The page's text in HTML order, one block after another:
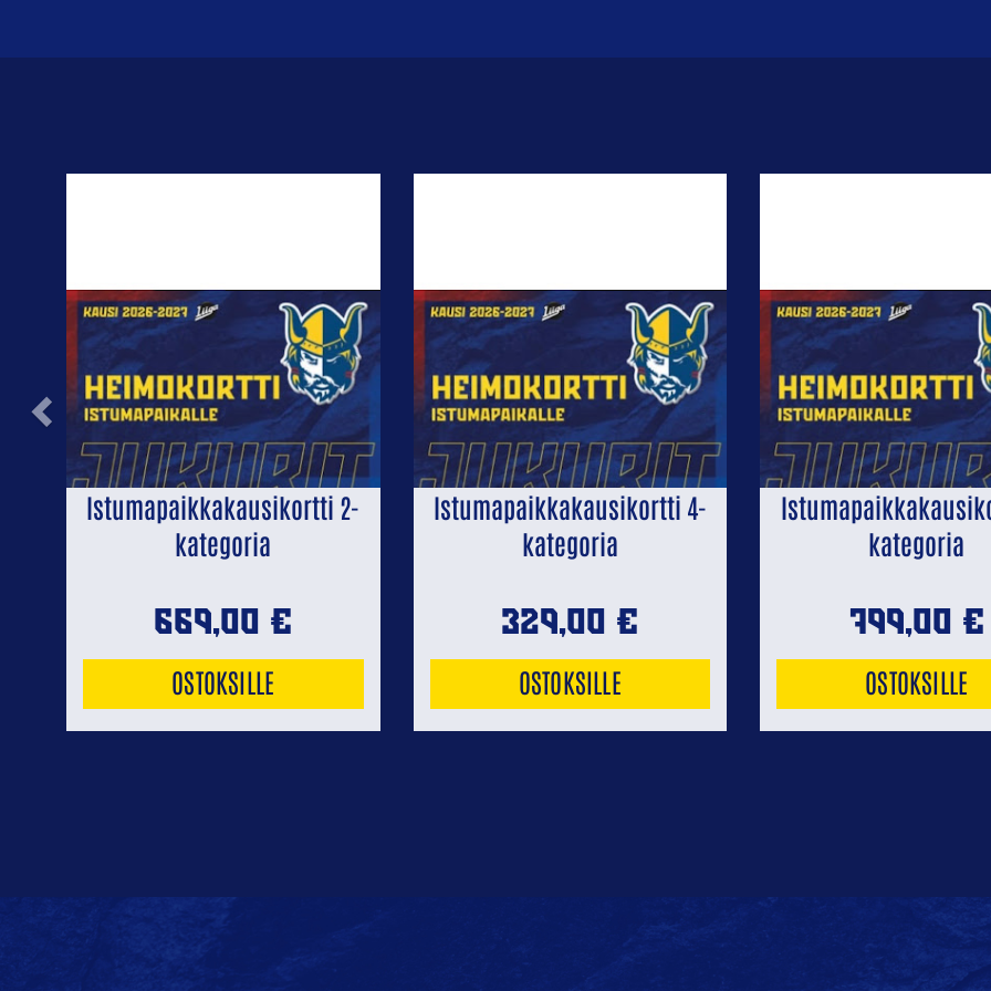
Istumapaikkakausikortti 2-
kategoria
669,00 €
OSTOKSILLE
Istumapaikkakausikortti 4-
kategoria
329,00 €
OSTOKSILLE
kategoria
799,00 €
OSTOKSILLE
Previous